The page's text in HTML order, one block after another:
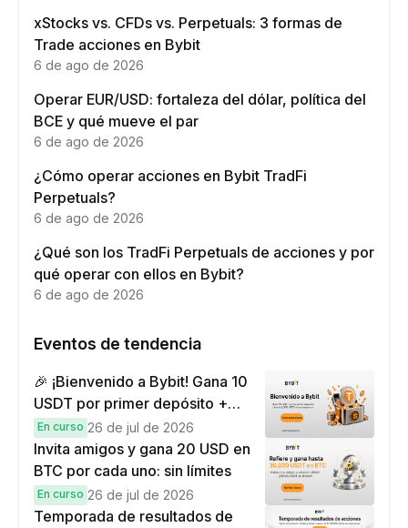
xStocks vs. CFDs vs. Perpetuals: 3 formas de
Trade acciones en Bybit
6 de ago de 2026
Operar EUR/USD: fortaleza del dólar, política del
BCE y qué mueve el par
6 de ago de 2026
¿Cómo operar acciones en Bybit TradFi
Perpetuals?
6 de ago de 2026
¿Qué son los TradFi Perpetuals de acciones y por
qué operar con ellos en Bybit?
6 de ago de 2026
Eventos de tendencia
🎉 ¡Bienvenido a Bybit! Gana 10
USDT por primer depósito +
hasta 9,999 USDT en
recompensas
En curso 26 de jul de 2026
Invita amigos y gana 20 USD en
BTC por cada uno: sin límites
En curso 26 de jul de 2026
Temporada de resultados de